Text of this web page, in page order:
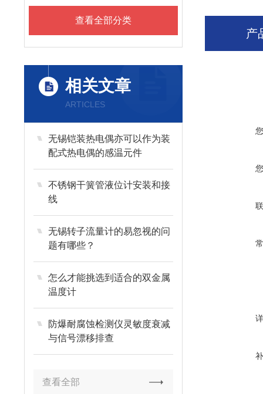
查看全部分类
相关文章
ARTICLES
无锡铠装热电偶亦可以作为装
配式热电偶的感温元件
不锈钢干簧管液位计安装和接
线
无锡转子流量计的易忽视的问
题有哪些？
怎么才能挑选到适合的双金属
温度计
防爆耐腐蚀检测仪灵敏度衰减
与信号漂移排查
查看全部
产